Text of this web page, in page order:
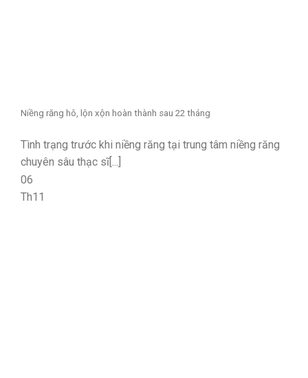
Niềng răng hô, lộn xộn hoàn thành sau 22 tháng
Tình trạng trước khi niềng răng tại trung tâm niềng răng
chuyên sâu thạc sĩ[...]
06
Th11